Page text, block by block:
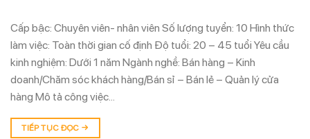
Cấp bậc: Chuyên viên- nhân viên Số lượng tuyển: 10 Hình thức
làm việc: Toàn thời gian cố định Độ tuổi: 20 – 45 tuổi Yêu cầu
kinh nghiệm: Dưới 1 năm Ngành nghề: Bán hàng – Kinh
doanh/Chăm sóc khách hàng/Bán sỉ – Bán lẻ – Quản lý cửa
hàng Mô tả công việc…
TIẾP TỤC ĐỌC →